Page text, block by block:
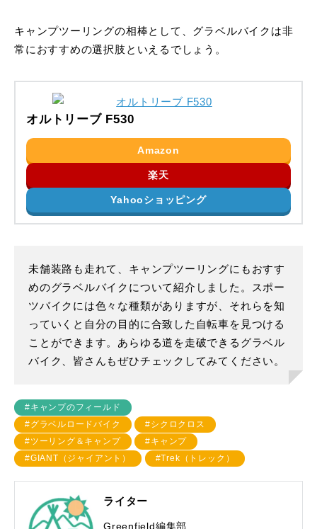
キャンプツーリングの相棒として、グラベルバイクは非
常におすすめの選択肢といえるでしょう。
オルトリーブ ‎F530
Amazon
楽天
Yahooショッピング
未舗装路も走れて、キャンプツーリングにもおすす
めのグラベルバイクについて紹介しました。スポー
ツバイクには色々な種類がありますが、それらを知
っていくと自分の目的に合致した自転車を見つける
ことができます。あらゆる道を走破できるグラベル
バイク、皆さんもぜひチェックしてみてください。
#キャンプのフィールド
#グラベルロードバイク
#シクロクロス
#ツーリング＆キャンプ
#キャンプ
#GIANT（ジャイアント）
#Trek（トレック）
ライター
Greenfield編集部